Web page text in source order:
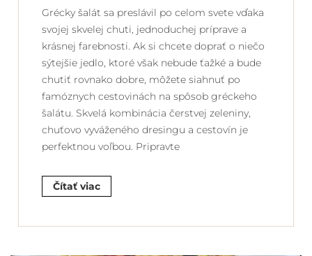
Grécky šalát sa preslávil po celom svete vďaka
svojej skvelej chuti, jednoduchej príprave a
krásnej farebnosti. Ak si chcete doprať o niečo
sýtejšie jedlo, ktoré však nebude ťažké a bude
chutiť rovnako dobre, môžete siahnuť po
famóznych cestovinách na spôsob gréckeho
šalátu. Skvelá kombinácia čerstvej zeleniny,
chuťovo vyváženého dresingu a cestovín je
perfektnou voľbou. Pripravte
Čítať viac